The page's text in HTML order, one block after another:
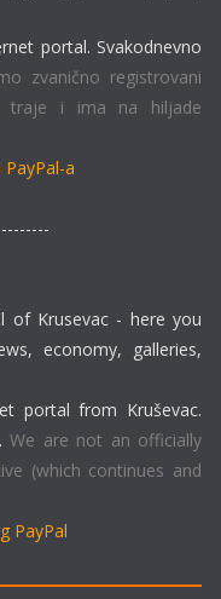
portal. Svakodnevno
zvanično registrovani
traje i ima na hiljade
a
of Krusevac - here you
economy, galleries,
portal from Kruševac.
We are not an officially
(which continues and
PayPal